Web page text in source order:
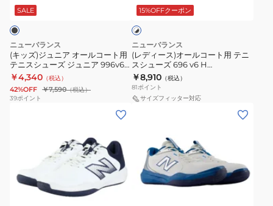
696
v6
O
W6963FI2E
H
W79676K2E
オ
ー
ル
コ
ー
ト
用
ー
SALE
ニューバランス
(キッズ)ジュニア オールコート用
テニスシューズ ジュニア 996v6
JNR B6 KCV996B6 W
￥4,340 （税込）
42%OFF ￥7,590（税込）
39ポイント
ル
コ
ー
ト
用
テ
ニ
696
15%OFFクーポン
ブ
ラ
ッ
ク
ニューバランス
(レディース)オールコート用 テニ
スシューズ 696 v6 H
W6962582E
￥8,910 （税込）
81ポイント
サイズフィッター対応
ル
ホ